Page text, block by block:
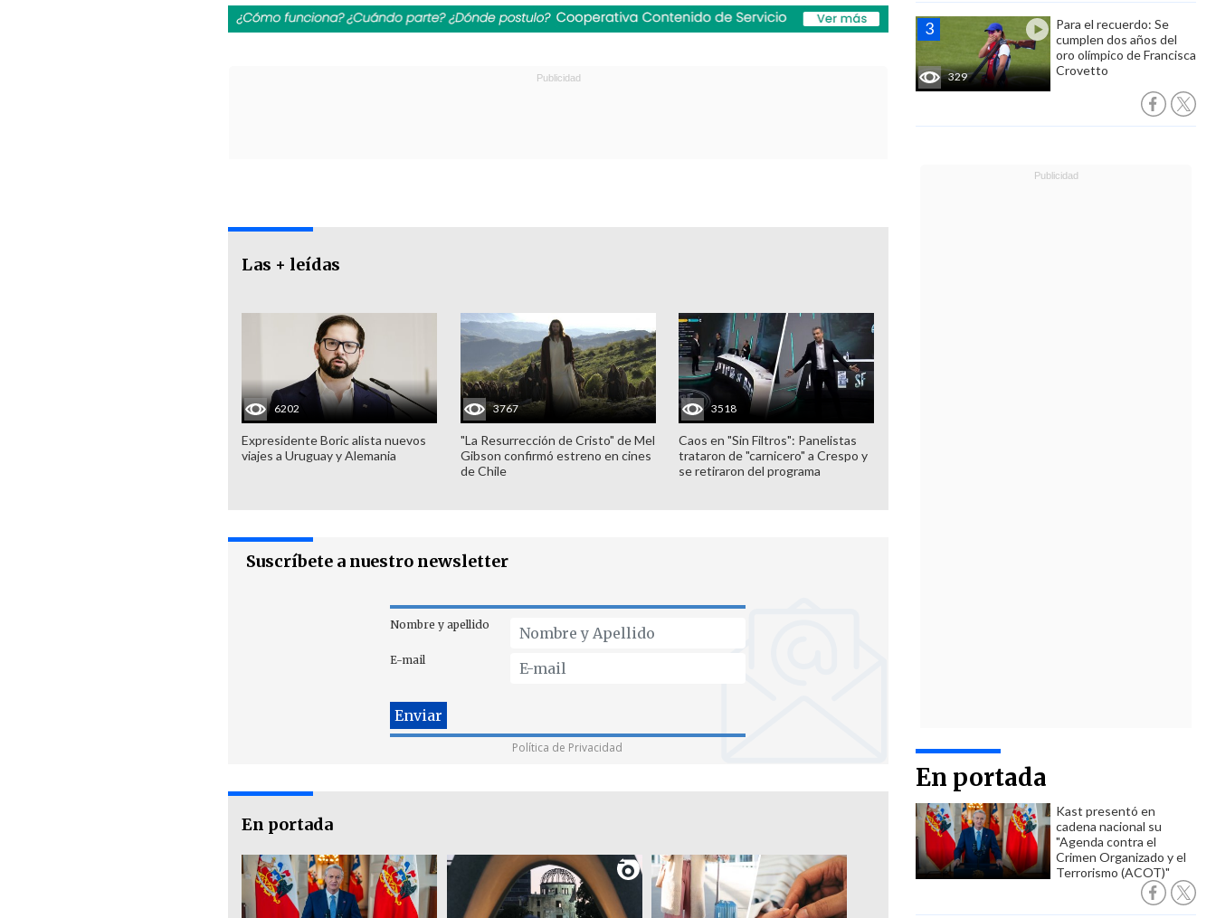
329
Para el recuerdo: Se
cumplen dos años del
oro olímpico de Francisca
Crovetto
En portada
Kast presentó en
cadena nacional su
"Agenda contra el
Crimen Organizado y el
Terrorismo (ACOT)"
Las + leídas
6202
Expresidente Boric alista nuevos
viajes a Uruguay y Alemania
3767
"La Resurrección de Cristo" de Mel
Gibson confirmó estreno en cines
de Chile
3518
Caos en "Sin Filtros": Panelistas
trataron de "carnicero" a Crespo y
se retiraron del programa
Suscríbete a nuestro newsletter
Nombre y apellido
E-mail
Política de Privacidad
En portada